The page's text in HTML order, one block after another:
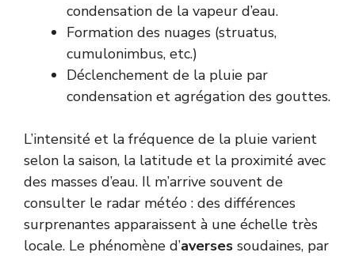
condensation de la vapeur d’eau.
Formation des nuages (struatus,
cumulonimbus, etc.)
Déclenchement de la pluie par
condensation et agrégation des gouttes.
L’intensité et la fréquence de la pluie varient
selon la saison, la latitude et la proximité avec
des masses d’eau. Il m’arrive souvent de
consulter le radar météo : des différences
surprenantes apparaissent à une échelle très
locale. Le phénomène d’averses soudaines, par